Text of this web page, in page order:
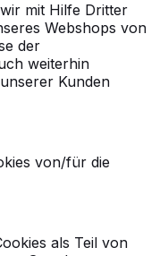
mit Hilfe Dritter
Webshops von
der
weiterhin
Kunden
von/für die
als Teil von
ganz Europa
hier, wo Sie